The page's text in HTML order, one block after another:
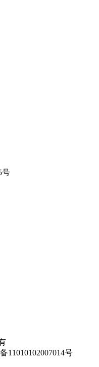
号
11010102007014号